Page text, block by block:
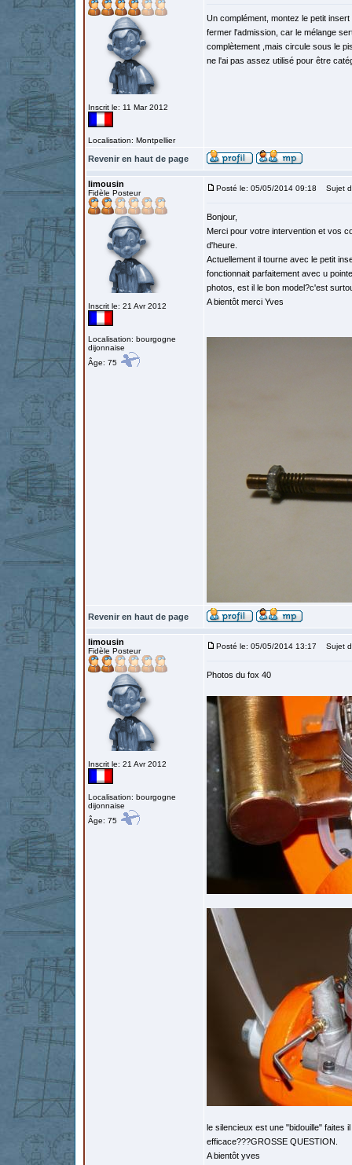
Inscrit le: 11 Mar 2012
Localisation: Montpellier
Un complément, montez le petit
fermer l'admission, car le mélange
complètement ,mais circule sous le
ne l'ai pas assez utilisé pour être
Revenir en haut de page
limousin
Fidèle Posteur
Inscrit le: 21 Avr 2012
Localisation: bourgogne
dijonnaise
Âge: 75
Posté le: 05/05/2014 09:18 Sujet
Bonjour,
Merci pour votre intervention et vos
d'heure.
Actuellement il tourne avec le petit
fonctionnait parfaitement avec u
photos, est il le bon model?c'est
A bientôt merci Yves
Revenir en haut de page
limousin
Fidèle Posteur
Inscrit le: 21 Avr 2012
Localisation: bourgogne
dijonnaise
Âge: 75
Posté le: 05/05/2014 13:17 Sujet
Photos du fox 40
le silencieux est une "bidouille" faites
efficace???GROSSE QUESTION.
A bientôt yves